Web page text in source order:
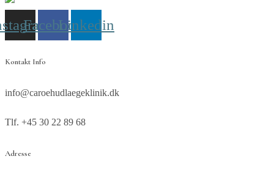
FacebookLinkedin
Kontakt Info
info@caroehudlaegeklinik.dk
Tlf. +45 30 22 89 68
Adresse